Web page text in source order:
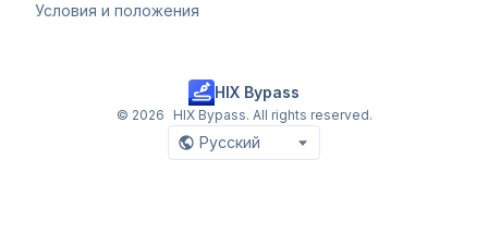
Условия и положения
HIX Bypass
© 2026 HIX Bypass. All rights reserved.
Русский